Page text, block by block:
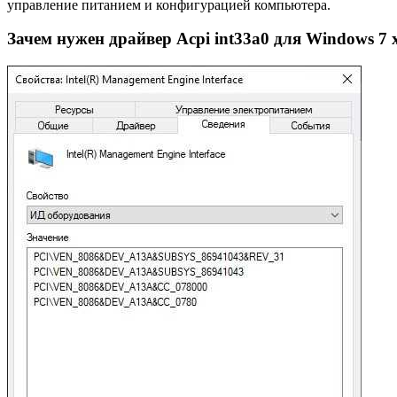
управление питанием и конфигурацией компьютера.
Зачем нужен драйвер Acpi int33a0 для Windows 7